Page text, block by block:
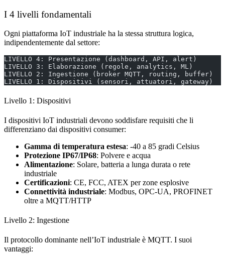
I 4 livelli fondamentali
Ogni piattaforma IoT industriale ha la stessa struttura logica,
indipendentemente dal settore:
LIVELLO 4: Presentazione (dashboard, API, alert)
LIVELLO 3: Elaborazione (regole, analytics, ML)
LIVELLO 2: Ingestione (broker MQTT, routing, buffer)
LIVELLO 1: Dispositivi (sensori, attuatori, gateway)
Livello 1: Dispositivi
I dispositivi IoT industriali devono soddisfare requisiti che li
differenziano dai dispositivi consumer:
Gamma di temperatura estesa: -40 a 85 gradi Celsius
Protezione IP67/IP68: Polvere e acqua
Alimentazione: Solare, batteria a lunga durata o rete
industriale
Certificazioni: CE, FCC, ATEX per zone esplosive
Connettività industriale: Modbus, OPC-UA, PROFINET
oltre a MQTT/HTTP
Livello 2: Ingestione
Il protocollo dominante nell’IoT industriale è MQTT. I suoi
vantaggi: